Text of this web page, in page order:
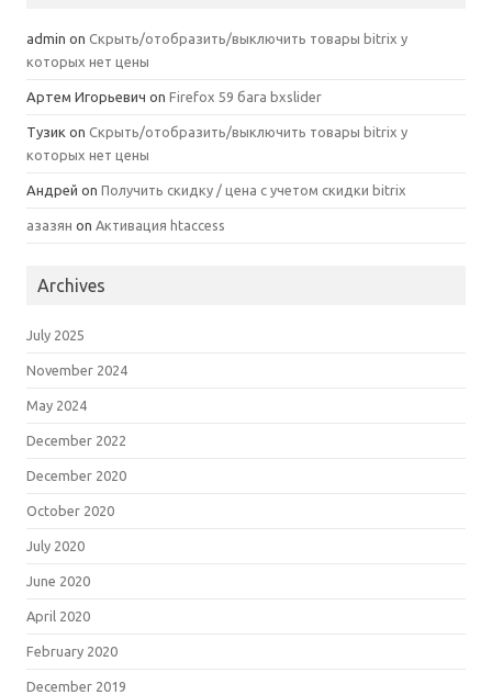
admin on Скрыть/отобразить/выключить товары bitrix у
которых нет цены
Артем Игорьевич on Firefox 59 бага bxslider
Тузик on Скрыть/отобразить/выключить товары bitrix у
которых нет цены
Андрей on Получить скидку / цена с учетом скидки bitrix
азазян on Активация htaccess
Archives
July 2025
November 2024
May 2024
December 2022
December 2020
October 2020
July 2020
June 2020
April 2020
February 2020
December 2019